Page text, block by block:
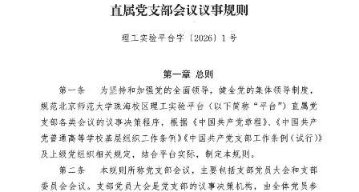
规章制度
人才招聘